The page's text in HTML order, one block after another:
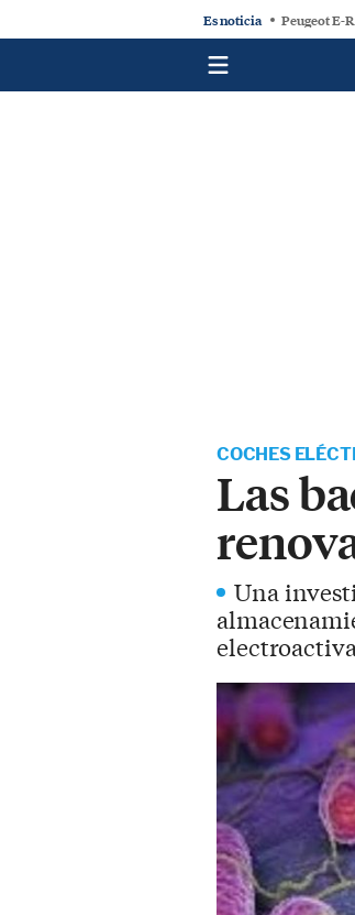
Es noticia Peugeot E-
COCHES
Las
Una